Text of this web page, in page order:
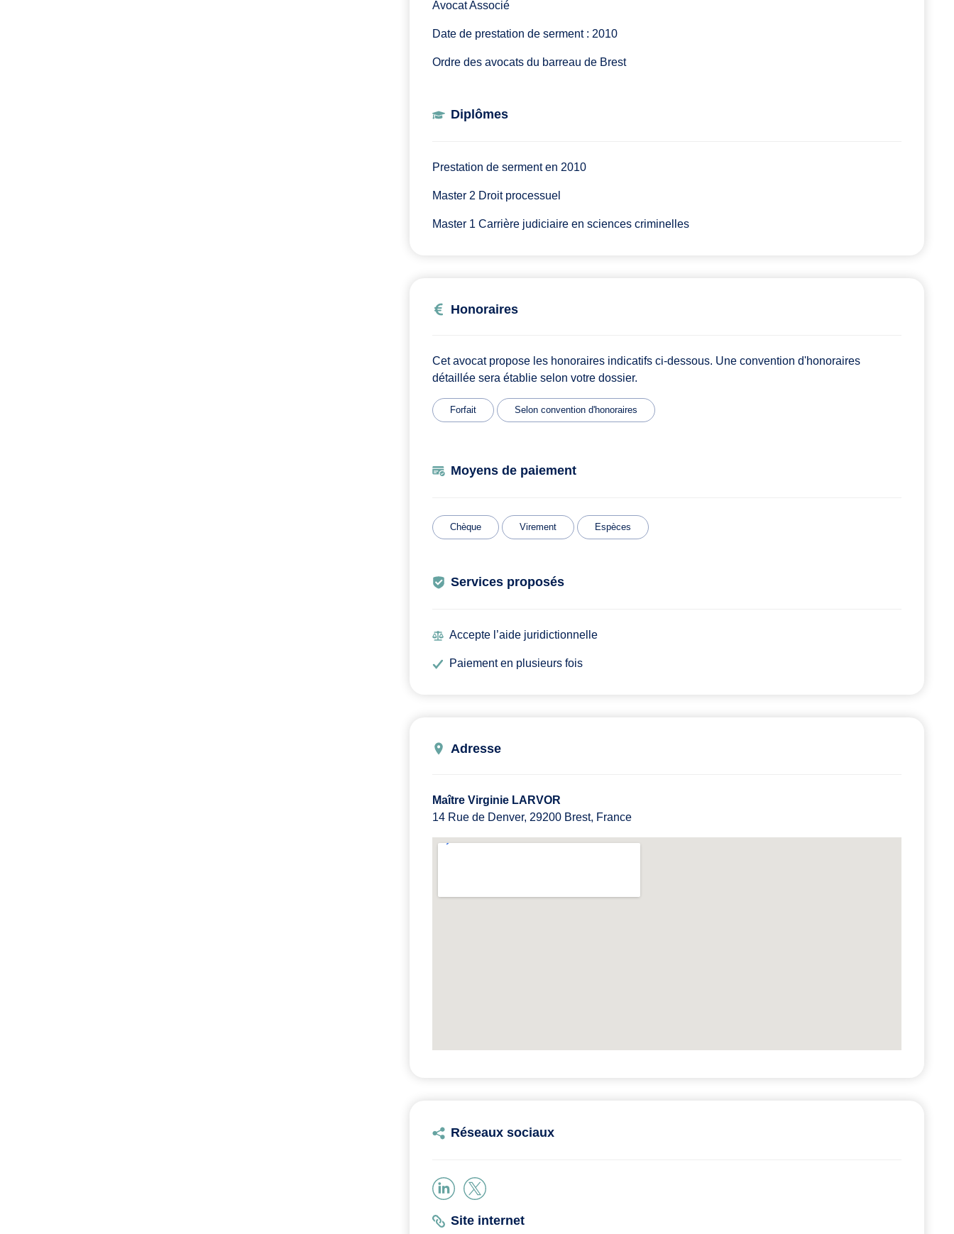
Avocat Associé
Date de prestation de serment : 2010
Ordre des avocats du barreau de Brest
Diplômes
Prestation de serment en 2010
Master 2 Droit processuel
Master 1 Carrière judiciaire en sciences criminelles
Honoraires
Cet avocat propose les honoraires indicatifs ci-dessous. Une convention d'honoraires
détaillée sera établie selon votre dossier.
Forfait Selon convention d'honoraires
Moyens de paiement
Chèque Virement Espèces
Services proposés
Accepte l’aide juridictionnelle
Paiement en plusieurs fois
Adresse
Maître Virginie LARVOR
14 Rue de Denver, 29200 Brest, France
Réseaux sociaux
Site internet